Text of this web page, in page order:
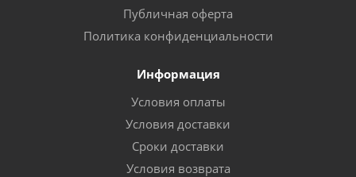
Публичная оферта
Политика конфиденциальности
Информация
Условия оплаты
Условия доставки
Сроки доставки
Условия возврата